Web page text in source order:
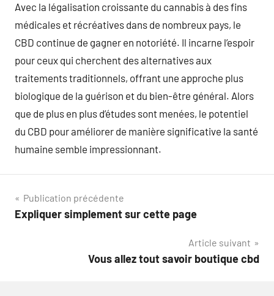
Avec la légalisation croissante du cannabis à des fins
médicales et récréatives dans de nombreux pays, le
CBD continue de gagner en notoriété. Il incarne l’espoir
pour ceux qui cherchent des alternatives aux
traitements traditionnels, offrant une approche plus
biologique de la guérison et du bien-être général. Alors
que de plus en plus d’études sont menées, le potentiel
du CBD pour améliorer de manière significative la santé
humaine semble impressionnant.
Navigation
de
Publication précédente
Expliquer simplement sur cette page
Article suivant
Vous allez tout savoir boutique cbd